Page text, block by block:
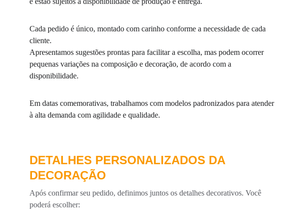
Cada pedido é único, montado com carinho conforme a necessidade de cada
cliente.
Apresentamos sugestões prontas para facilitar a escolha, mas podem ocorrer
pequenas variações na composição e decoração, de acordo com a
disponibilidade.
Em datas comemorativas, trabalhamos com modelos padronizados para atender
à alta demanda com agilidade e qualidade.
DETALHES PERSONALIZADOS DA
DECORAÇÃO
Após confirmar seu pedido, definimos juntos os detalhes decorativos. Você
poderá escolher: